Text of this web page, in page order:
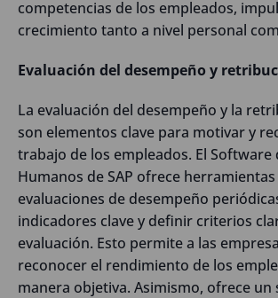
competencias de los empleados,
crecimiento tanto a nivel personal
Evaluación del desempeño y
La evaluación del desempeño y la
son elementos clave para motivar y
trabajo de los empleados. El Software
Humanos de SAP ofrece
evaluaciones de desempeño
indicadores clave y definir criterios
evaluación. Esto permite a las
reconocer el rendimiento de los
manera objetiva. Asimismo, ofrece un